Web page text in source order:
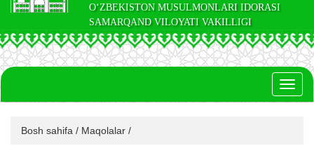
O‘ZBEKISTON MUSULMONLARI IDORASI
SAMARQAND VILOYATI VAKILLIGI
Bosh sahifa / Maqolalar /